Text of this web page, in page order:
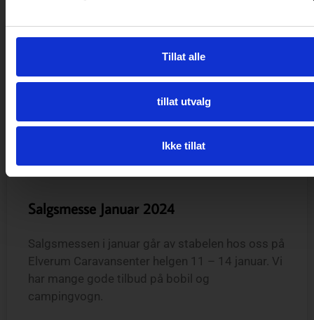
Tillat alle
tillat utvalg
Ikke tillat
Salgsmesse Januar 2024
Salgsmessen i januar går av stabelen hos oss på
Elverum Caravansenter helgen 11 – 14 januar. Vi
har mange gode tilbud på bobil og
campingvogn.